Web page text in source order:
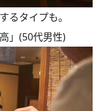
るタイプも。
」(50代男性)